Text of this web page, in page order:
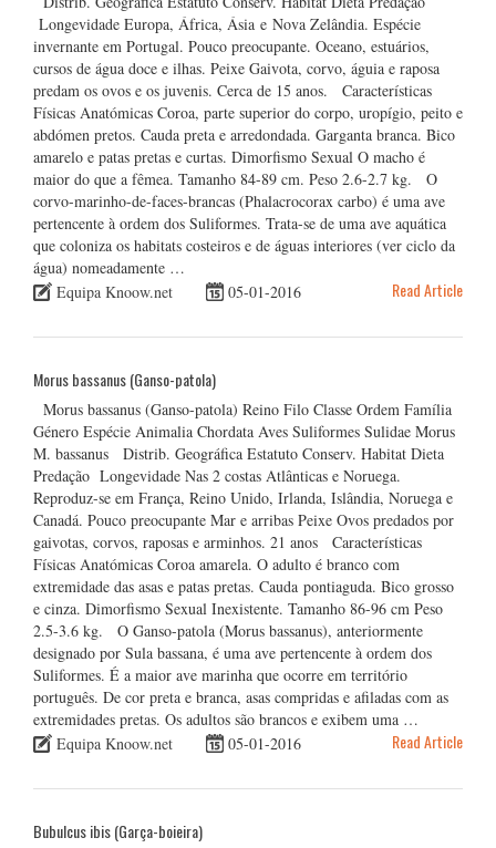
Longevidade Europa, África, Ásia e Nova Zelândia. Espécie
invernante em Portugal. Pouco preocupante. Oceano, estuários,
cursos de água doce e ilhas. Peixe Gaivota, corvo, águia e raposa
predam os ovos e os juvenis. Cerca de 15 anos. Características
Físicas Anatómicas Coroa, parte superior do corpo, uropígio, peito e
abdómen pretos. Cauda preta e arredondada. Garganta branca. Bico
amarelo e patas pretas e curtas. Dimorfismo Sexual O macho é
maior do que a fêmea. Tamanho 84-89 cm. Peso 2.6-2.7 kg. O
corvo-marinho-de-faces-brancas (Phalacrocorax carbo) é uma ave
pertencente à ordem dos Suliformes. Trata-se de uma ave aquática
que coloniza os habitats costeiros e de águas interiores (ver ciclo da
água) nomeadamente …
Equipa Knoow.net
05-01-2016 Read Article
Morus bassanus (Ganso-patola)
Morus bassanus (Ganso-patola) Reino Filo Classe Ordem Família
Género Espécie Animalia Chordata Aves Suliformes Sulidae Morus
M. bassanus Distrib. Geográfica Estatuto Conserv. Habitat Dieta
Predação Longevidade Nas 2 costas Atlânticas e Noruega.
Reproduz-se em França, Reino Unido, Irlanda, Islândia, Noruega e
Canadá. Pouco preocupante Mar e arribas Peixe Ovos predados por
gaivotas, corvos, raposas e arminhos. 21 anos Características
Físicas Anatómicas Coroa amarela. O adulto é branco com
extremidade das asas e patas pretas. Cauda pontiaguda. Bico grosso
e cinza. Dimorfismo Sexual Inexistente. Tamanho 86-96 cm Peso
2.5-3.6 kg. O Ganso-patola (Morus bassanus), anteriormente
designado por Sula bassana, é uma ave pertencente à ordem dos
Suliformes. É a maior ave marinha que ocorre em território
português. De cor preta e branca, asas compridas e afiladas com as
extremidades pretas. Os adultos são brancos e exibem uma …
Equipa Knoow.net
05-01-2016 Read Article
Bubulcus ibis (Garça-boieira)